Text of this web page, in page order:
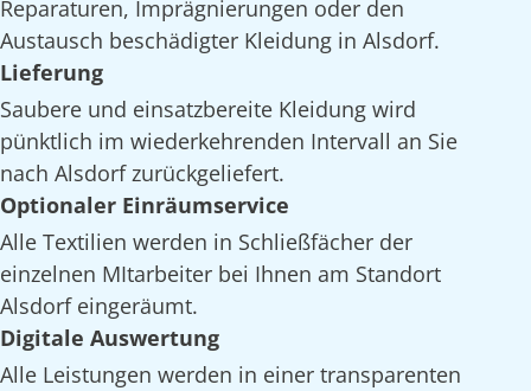
Reparaturen, Imprägnierungen oder den
Austausch beschädigter Kleidung in Alsdorf.
Lieferung
Saubere und einsatzbereite Kleidung wird
pünktlich im wiederkehrenden Intervall an Sie
nach Alsdorf zurückgeliefert.
Optionaler Einräumservice
Alle Textilien werden in Schließfächer der
einzelnen MItarbeiter bei Ihnen am Standort
Alsdorf eingeräumt.
Digitale Auswertung
Alle Leistungen werden in einer transparenten